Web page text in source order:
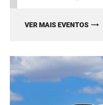
VER MAIS EVENTOS